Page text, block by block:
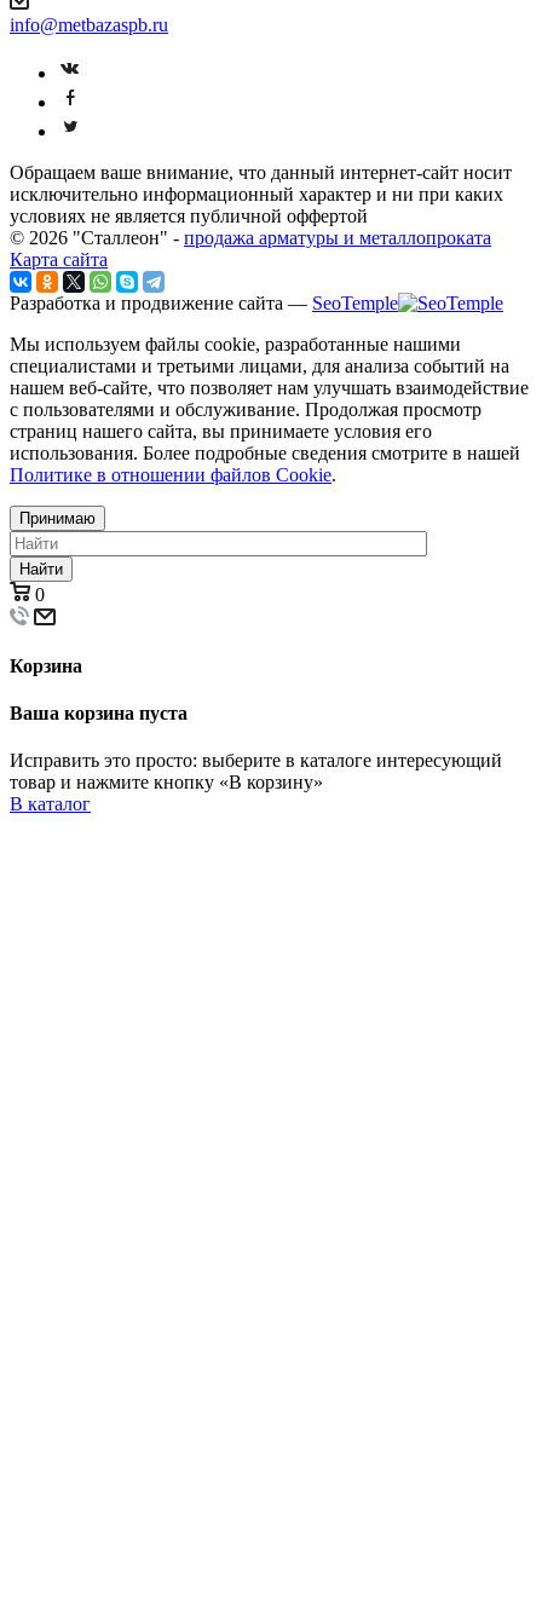
info@metbazaspb.ru
Обращаем ваше внимание, что данный интернет-сайт носит
исключительно информационный характер и ни при каких
условиях не является публичной оффертой
© 2026 "Сталлеон" - продажа арматуры и металлопроката
Карта сайта
Разработка и продвижение сайта — SeoTemple
Мы используем файлы cookie, разработанные нашими
специалистами и третьими лицами, для анализа событий на
нашем веб-сайте, что позволяет нам улучшать взаимодействие
с пользователями и обслуживание. Продолжая просмотр
страниц нашего сайта, вы принимаете условия его
использования. Более подробные сведения смотрите в нашей
Политике в отношении файлов Cookie.
Принимаю
Найти
0
Корзина
Ваша корзина пуста
Исправить это просто: выберите в каталоге интересующий
товар и нажмите кнопку «В корзину»
В каталог